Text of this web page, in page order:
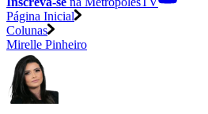
Página Inicial
Colunas
Mirelle Pinheiro